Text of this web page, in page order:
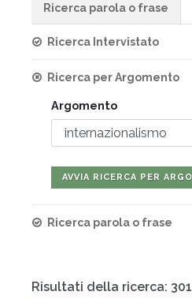
Ricerca parola o frase
Ricerca Intervistato
Ricerca per Argomento
Argomento
Ricerca parola o frase
Risultati della ricerca: 301